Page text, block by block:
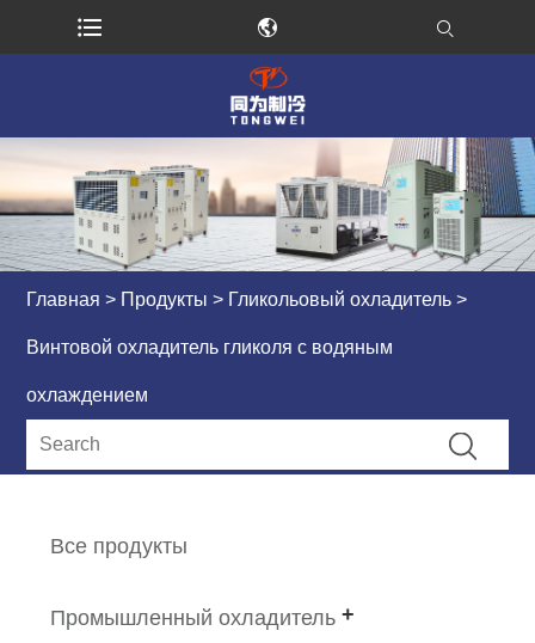
Главная > Продукты > Гликольовый охладитель >
Винтовой охладитель гликоля с водяным
охлаждением
Все продукты
Промышленный охладитель